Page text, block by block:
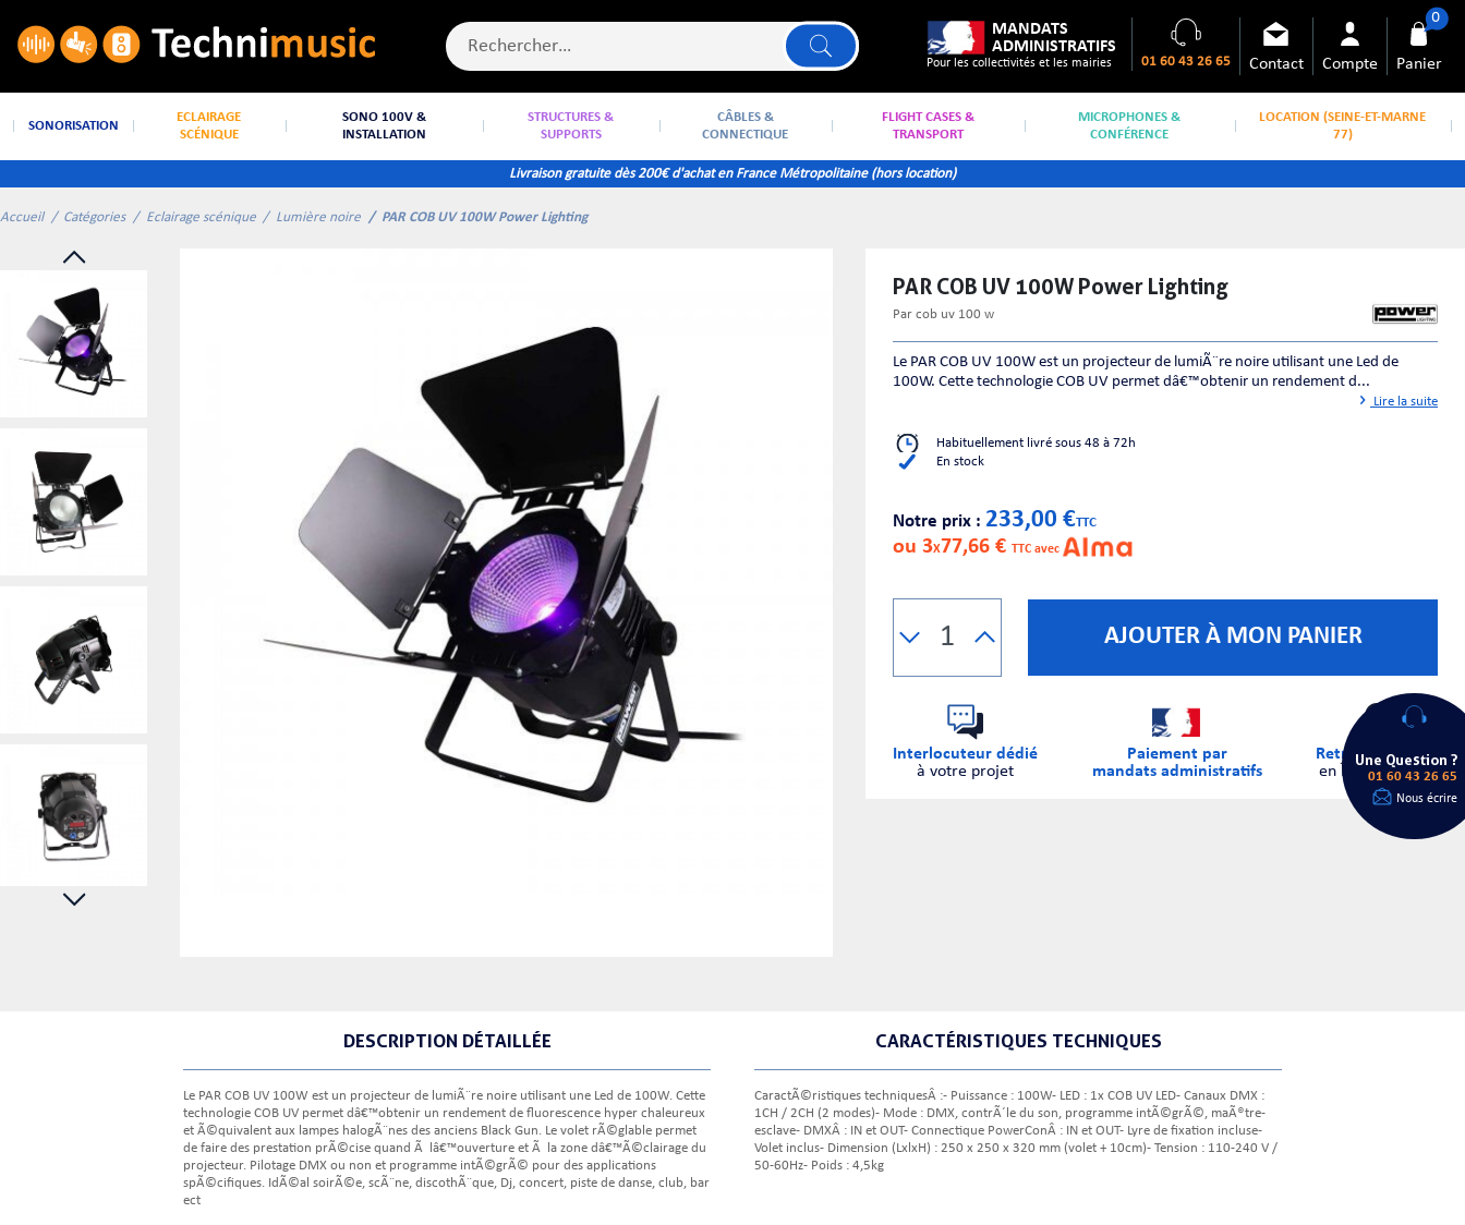
MANDATS
ADMINISTRATIFS
Pour les collectivités et les mairies 01 60 43 26 65 Contact Compte Panier
0
SONORISATION
ECLAIRAGE
SCÉNIQUE
SONO 100V &
INSTALLATION
STRUCTURES &
SUPPORTS
CÂBLES &
CONNECTIQUE
FLIGHT CASES &
TRANSPORT
MICROPHONES &
CONFÉRENCE
LOCATION (SEINE-ET-MARNE
77)
Livraison gratuite dès 200€ d'achat en France Métropolitaine (hors location)
Accueil Catégories Eclairage scénique Lumière noire PAR COB UV 100W Power Lighting
PAR COB UV 100W Power Lighting
par cob uv 100 w
Le PAR COB UV 100W est un projecteur de lumiÃ¨re noire utilisant une Led de
100W. Cette technologie COB UV permet dâ€™obtenir un rendement d...
Lire la suite
Habituellement livré sous 48 à 72h
En stock
Notre prix : 233,00 €TTC
ou 3X77,66 € TTC avec
AJOUTER À MON PANIER
Interlocuteur dédié
à votre projet
Paiement par
mandats administratifs
Retrait sur place
en Île-de-France
DESCRIPTION DÉTAILLÉE
Le PAR COB UV 100W est un projecteur de lumiÃ¨re noire utilisant une Led de 100W. Cette
technologie COB UV permet dâ€™obtenir un rendement de fluorescence hyper chaleureux
et Ã©quivalent aux lampes halogÃ¨nes des anciens Black Gun. Le volet rÃ©glable permet
de faire des prestation prÃ©cise quand Ã lâ€™ouverture et Ã la zone dâ€™Ã©clairage du
projecteur. Pilotage DMX ou non et programme intÃ©grÃ© pour des applications
spÃ©cifiques. IdÃ©al soirÃ©e, scÃ¨ne, discothÃ¨que, Dj, concert, piste de danse, club, bar
ect
CARACTÉRISTIQUES TECHNIQUES
CaractÃ©ristiques techniquesÂ :- Puissance : 100W- LED : 1x COB UV LED- Canaux DMX :
1CH / 2CH (2 modes)- Mode : DMX, contrÃ´le du son, programme intÃ©grÃ©, maÃ®tre-
esclave- DMXÂ : IN et OUT- Connectique PowerConÂ : IN et OUT- Lyre de fixation incluse-
Volet inclus- Dimension (LxlxH) : 250 x 250 x 320 mm (volet + 10cm)- Tension : 110-240 V /
50-60Hz- Poids : 4,5kg
Une Question ?
01 60 43 26 65
Nous écrire